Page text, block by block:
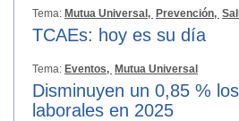
Tema: Mutua Universal, Prevención,
TCAEs: hoy es su día
Tema: Eventos, Mutua Universal
Disminuyen un 0,85 %
laborales en 2025